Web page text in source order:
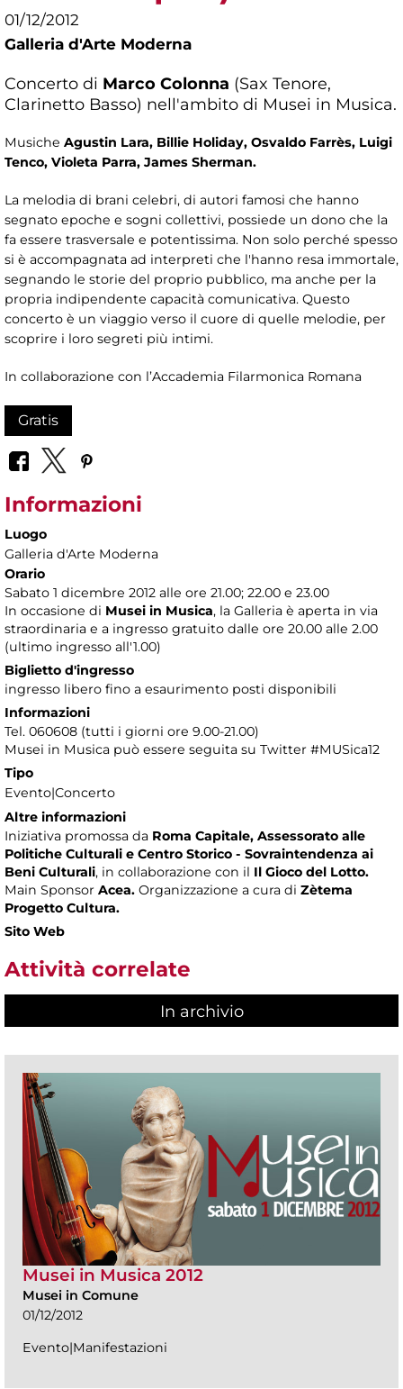
01/12/2012
Galleria d'Arte Moderna
Concerto di Marco Colonna (Sax Tenore,
Clarinetto Basso) nell'ambito di Musei in Musica.
Musiche Agustin Lara, Billie Holiday, Osvaldo Farrès, Luigi
Tenco, Violeta Parra, James Sherman.
La melodia di brani celebri, di autori famosi che hanno
segnato epoche e sogni collettivi, possiede un dono che la
fa essere trasversale e potentissima. Non solo perché spesso
si è accompagnata ad interpreti che l'hanno resa immortale,
segnando le storie del proprio pubblico, ma anche per la
propria indipendente capacità comunicativa. Questo
concerto è un viaggio verso il cuore di quelle melodie, per
scoprire i loro segreti più intimi.
In collaborazione con l’Accademia Filarmonica Romana
Gratis
Informazioni
Luogo
Galleria d'Arte Moderna
Orario
Sabato 1 dicembre 2012 alle ore 21.00; 22.00 e 23.00
In occasione di Musei in Musica, la Galleria è aperta in via
straordinaria e a ingresso gratuito dalle ore 20.00 alle 2.00
(ultimo ingresso all'1.00)
Biglietto d'ingresso
ingresso libero fino a esaurimento posti disponibili
Informazioni
Tel. 060608 (tutti i giorni ore 9.00-21.00)
Musei in Musica può essere seguita su Twitter #MUSica12
Tipo
Evento|Concerto
Altre informazioni
Iniziativa promossa da Roma Capitale, Assessorato alle
Politiche Culturali e Centro Storico - Sovraintendenza ai
Beni Culturali, in collaborazione con il Il Gioco del Lotto.
Main Sponsor Acea. Organizzazione a cura di Zètema
Progetto Cultura.
Sito Web
Attività correlate
In archivio
Musei in Musica 2012
Musei in Comune
01/12/2012
Evento|Manifestazioni